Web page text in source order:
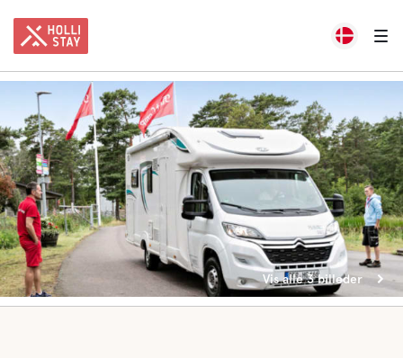
Vis alle 3 billeder